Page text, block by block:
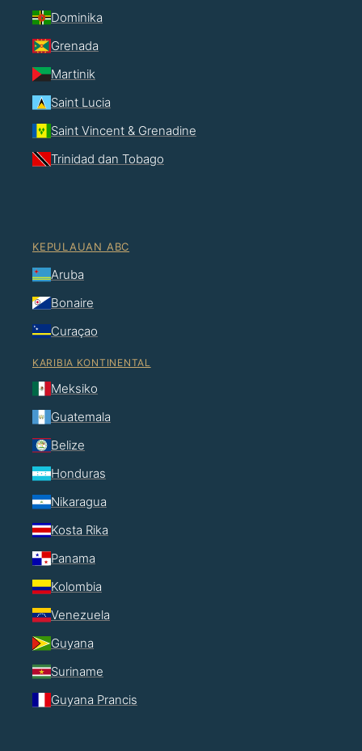
Dominika
Grenada
Martinik
Saint Lucia
Saint Vincent & Grenadine
Trinidad dan Tobago
KEPULAUAN ABC
Aruba
Bonaire
Curaçao
KARIBIA KONTINENTAL
Meksiko
Guatemala
Belize
Honduras
Nikaragua
Kosta Rika
Panama
Kolombia
Venezuela
Guyana
Suriname
Guyana Prancis